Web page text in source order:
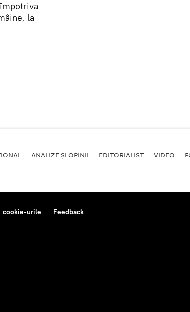
la
ANALIZE ȘI OPINII EDITORIALIST VIDEO
cookie-urile Feedback